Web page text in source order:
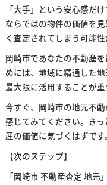
「大手」という安心感だ
ならではの物件の価値を
く査定されてしまう可能性
岡崎市であなたの不動産
めには、地域に精通した
最大限に活用することが重
今すぐ、岡崎市の地元不
感じてみてください。き
産の価値に気づくはずです。
【次のステップ】
「岡崎市 不動産査定 地